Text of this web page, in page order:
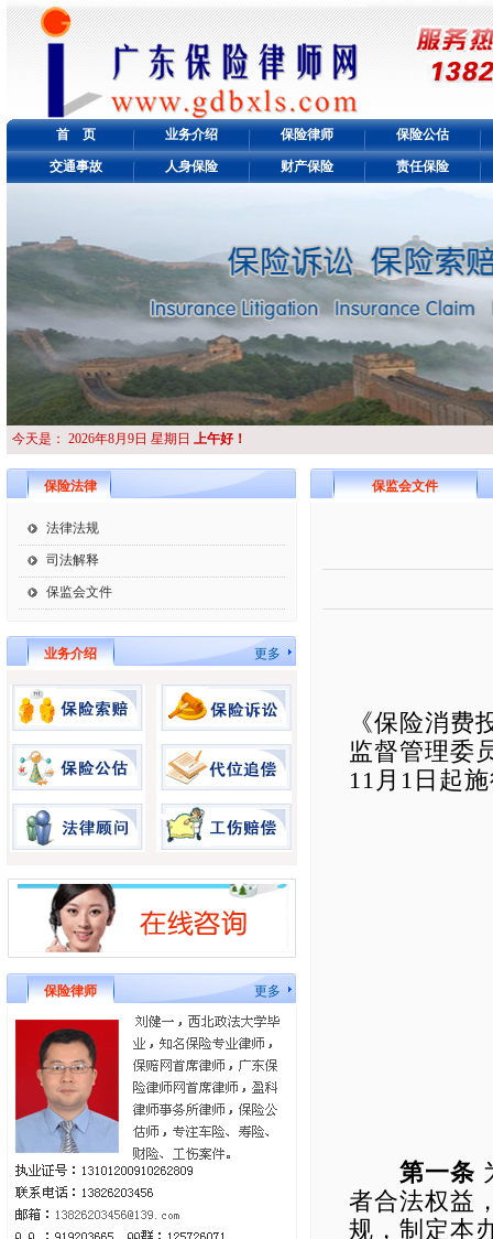
首 页 业务介绍 保险律师 保险公估
交通事故 人身保险 财产保险 责任保险
今天是： 2026年8月9日 星期日 上午好！
保险法律
法律法规
司法解释
保监会文件
业务介绍 更多
保险律师 更多
保监会文件
《保险消费
监督管理委
11月1日起
第一条
者合法权益
规，制定本